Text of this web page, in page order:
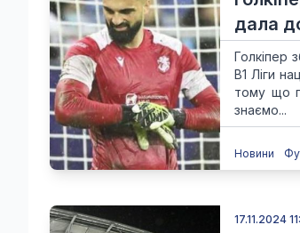
дала
Голкіпер
B1 Ліги
тому що
знаємо...
Новини
17.11.2024